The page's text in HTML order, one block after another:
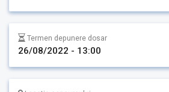
Termen depunere dosar
26/08/2022 - 13:00